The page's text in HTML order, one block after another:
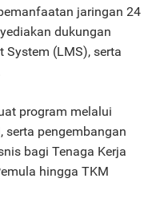
jaringan 24
dukungan
System (LMS), serta
program melalui
serta pengembangan
bagi Tenaga Kerja
hingga TKM